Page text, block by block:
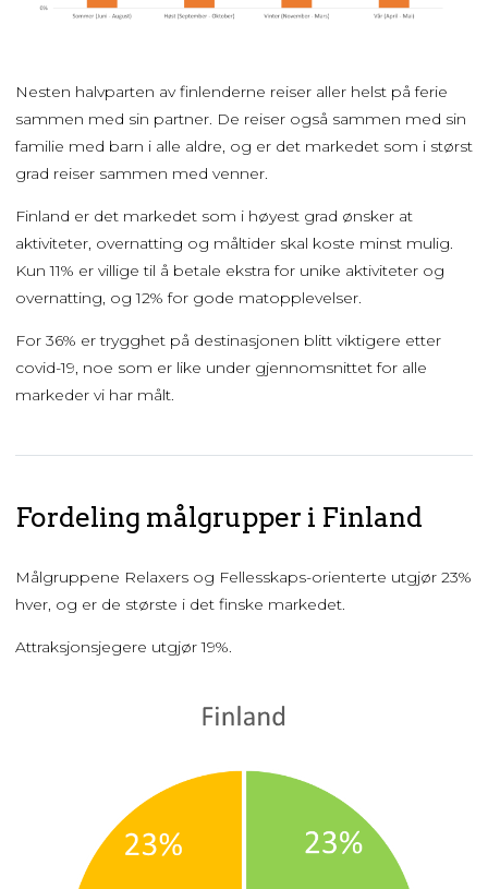
Nesten halvparten av finlenderne reiser aller helst på ferie
sammen med sin partner. De reiser også sammen med sin
familie med barn i alle aldre, og er det markedet som i størst
grad reiser sammen med venner.
Finland er det markedet som i høyest grad ønsker at
aktiviteter, overnatting og måltider skal koste minst mulig.
Kun 11% er villige til å betale ekstra for unike aktiviteter og
overnatting, og 12% for gode matopplevelser.
For 36% er trygghet på destinasjonen blitt viktigere etter
covid-19, noe som er like under gjennomsnittet for alle
markeder vi har målt.
Fordeling målgrupper i Finland
Målgruppene Relaxers og Fellesskaps-orienterte utgjør 23%
hver, og er de største i det finske markedet.
Attraksjonsjegere utgjør 19%.